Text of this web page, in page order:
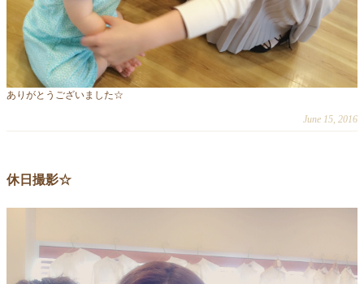
ありがとうございました☆
June 15, 2016
休日撮影☆